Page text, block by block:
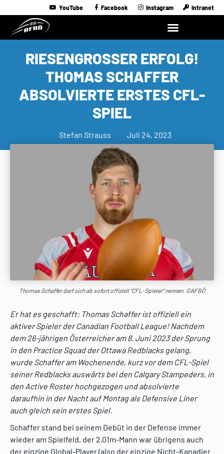
YouTube Facebook Instagram Intranet
RIESENGROSSER ERFOLG! T
HOMAS SCHAFFER A
BSOLVIERTE ERSTES CFL-S
PIEL
Stefan Strauss Juli 24, 2023
Thomas Schaffer darf sich ab sofort offiziell "CFL-Spieler" nennen. ©AFBÖ
Er hat es geschafft: Thomas Schaffer ist offiziell ein
aktiver Spieler der Canadian Football League! Nachdem
dem 26-jährigen Österreicher am 8. Juni 2023 der Sprung
in den Practice Squad der Ottawa Redblacks gelang,
wurde Schaffer am Wochenende, kurz vor dem CFL-Spiel
seiner Redblacks auswärts bei den Calgary Stampeders, in
den Active Roster hochgezogen und absolvierte
daraufhin in der Nacht auf Montag als Defensive Liner
auch gleich sein erstes Spiel.
Schaffer stand bei seinem Debüt in der Defense immer
wieder am Spielfeld, der 2,01m-Mann war übrigens auch
der einzige Global-Player (also der einzige Nicht-Kanadier